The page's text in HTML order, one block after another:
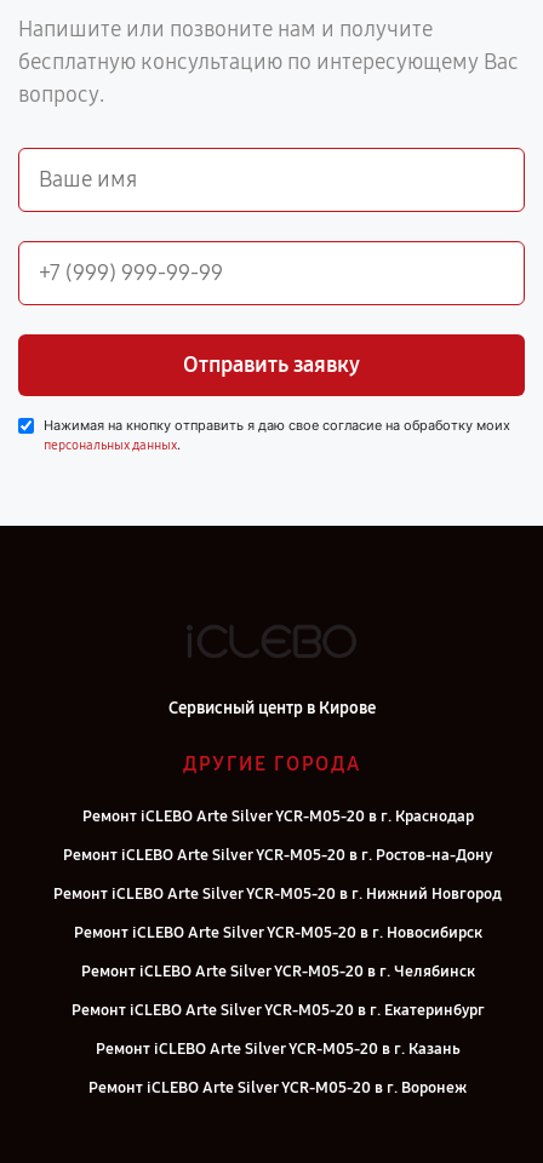
Напишите или позвоните нам и получите
бесплатную консультацию по интересующему Вас
вопросу.
Отправить заявку
Нажимая на кнопку отправить я даю свое согласие на обработку моих
персональных данных.
Сервисный центр в Кирове
ДРУГИЕ ГОРОДА
Ремонт iCLEBO Arte Silver YCR-M05-20 в г. Краснодар
Ремонт iCLEBO Arte Silver YCR-M05-20 в г. Ростов-на-Дону
Ремонт iCLEBO Arte Silver YCR-M05-20 в г. Нижний Новгород
Ремонт iCLEBO Arte Silver YCR-M05-20 в г. Новосибирск
Ремонт iCLEBO Arte Silver YCR-M05-20 в г. Челябинск
Ремонт iCLEBO Arte Silver YCR-M05-20 в г. Екатеринбург
Ремонт iCLEBO Arte Silver YCR-M05-20 в г. Казань
Ремонт iCLEBO Arte Silver YCR-M05-20 в г. Воронеж